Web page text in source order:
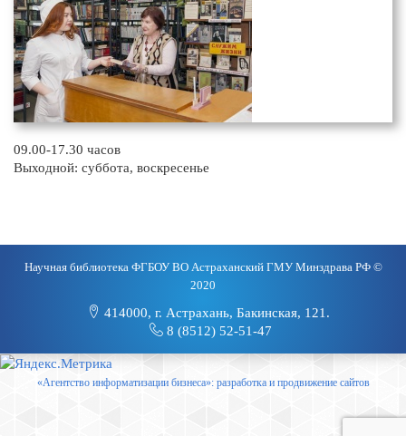
09.00-17.30 часов
Выходной: суббота, воскресенье
Научная библиотека ФГБОУ ВО Астраханский ГМУ Минздрава РФ ©
2020
414000, г. Астрахань, Бакинская, 121.
8 (8512) 52-51-47
«Агентство информатизации бизнеса»: разработка и продвижение сайтов